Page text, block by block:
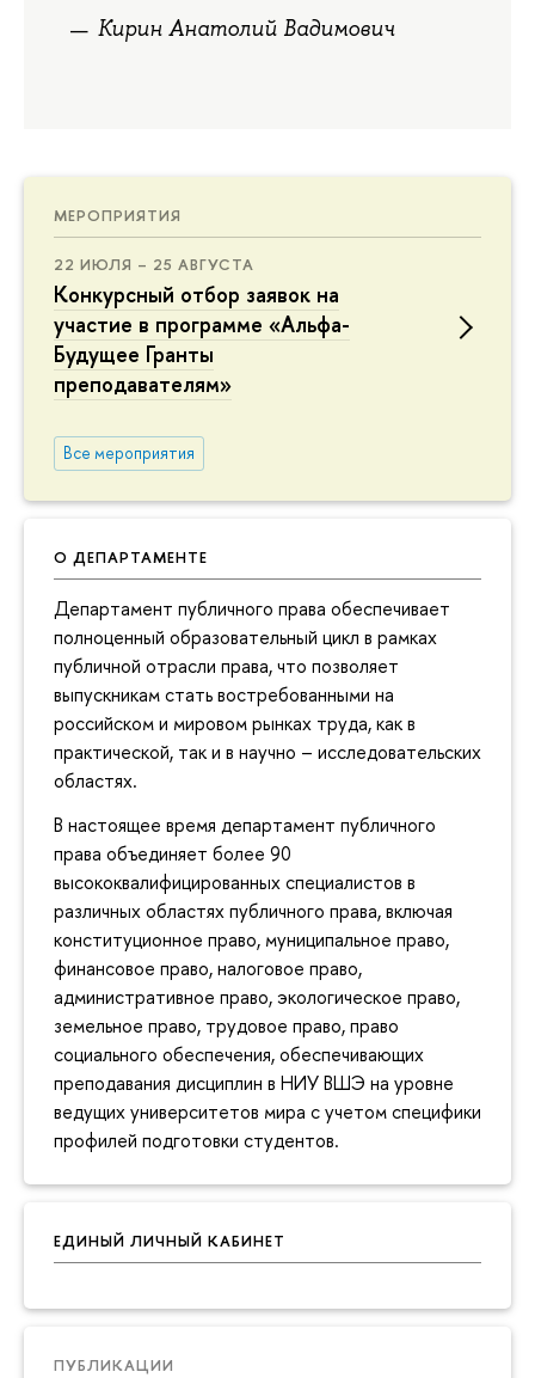
МЕРОПРИЯТИЯ
22 ИЮЛЯ – 25 АВГУСТА
Конкурсный отбор заявок на
участие в программе «Альфа-
Будущее Гранты
преподавателям»
Все мероприятия
О ДЕПАРТАМЕНТЕ
Департамент публичного права обеспечивает
полноценный образовательный цикл в рамках
публичной отрасли права, что позволяет
выпускникам стать востребованными на
российском и мировом рынках труда, как в
практической, так и в научно – исследовательских
областях.
В настоящее время департамент публичного
права объединяет более 90
высококвалифицированных специалистов в
различных областях публичного права, включая
конституционное право, муниципальное право,
финансовое право, налоговое право,
административное право, экологическое право,
земельное право, трудовое право, право
социального обеспечения, обеспечивающих
преподавания дисциплин в НИУ ВШЭ на уровне
ведущих университетов мира с учетом специфики
профилей подготовки студентов.
ЕДИНЫЙ ЛИЧНЫЙ КАБИНЕТ
ПУБЛИКАЦИИ
Кирин Анатолий Вадимович